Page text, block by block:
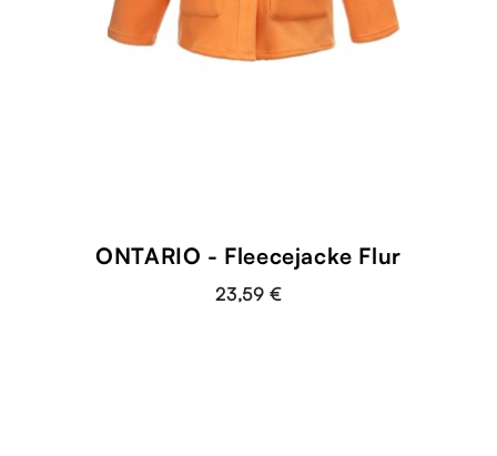
ONTARIO - Fleecejacke Flur
23,59 €